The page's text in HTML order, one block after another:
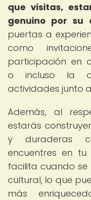
que visitas,
genuino por su
puertas a
como
participación en
o incluso la
actividades junto
Además, al
estarás
y duraderas
encuentres en tu
facilita cuando se
cultural, lo que
más